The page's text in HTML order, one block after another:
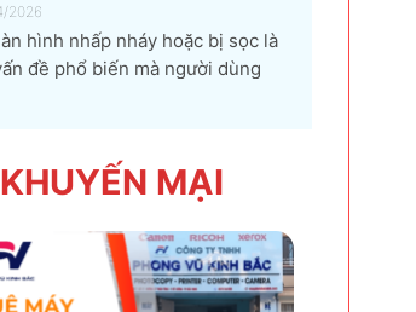
2026
hình nhấp nháy hoặc bị sọc là
đề phổ biến mà người dùng
hiệu suất làm việc. Nguyên
YẾN MẠI